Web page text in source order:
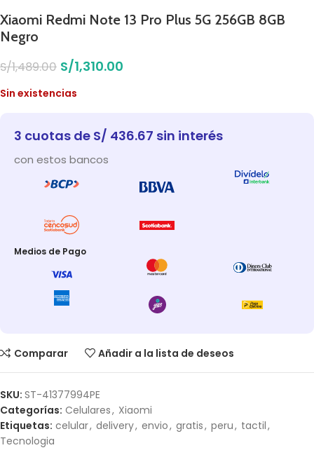
Xiaomi Redmi Note 13 Pro Plus 5G 256GB 8GB
Negro
S/1,489.00 S/1,310.00
Sin existencias
3 cuotas de S/ 436.67 sin interés
con estos bancos
Medios de Pago
Comparar Añadir a la lista de deseos
SKU: ST-41377994PE
Categorías: Celulares, Xiaomi
Etiquetas: celular, delivery, envio, gratis, peru, tactil,
Tecnologia